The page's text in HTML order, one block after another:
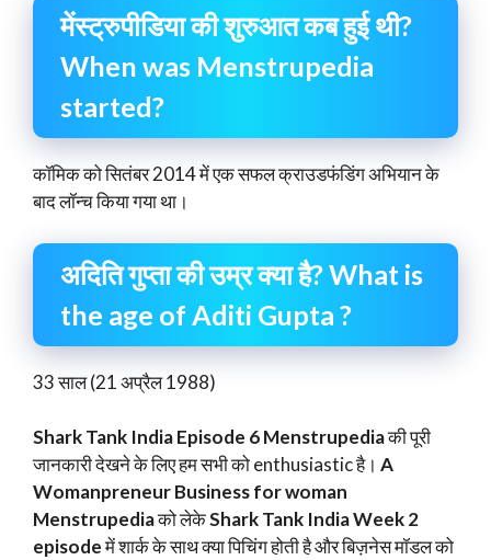
मेंस्ट्रुपीडिया की शुरुआत कब हुई थी?
When was Menstrupedia
started?
कॉमिक को सितंबर 2014 में एक सफल क्राउडफंडिंग अभियान के
बाद लॉन्च किया गया था।
अदिति गुप्ता की उम्र क्या है? What is
the age of Aditi Gupta ?
33 साल (21 अप्रैल 1988)
Shark Tank India Episode 6 Menstrupediaकी पूरी
जानकारी देखने के लिए हम सभी को enthusiastic है। A
Womanpreneur Business for woman
Menstrupediaको लेकेShark Tank India Week 2
episodeमें शार्क के साथ क्या पिचिंग होती है और बिज़नेस मॉडल को